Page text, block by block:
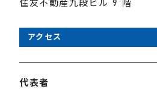
住友不動産九段ビル 9 階
アクセス
代表者